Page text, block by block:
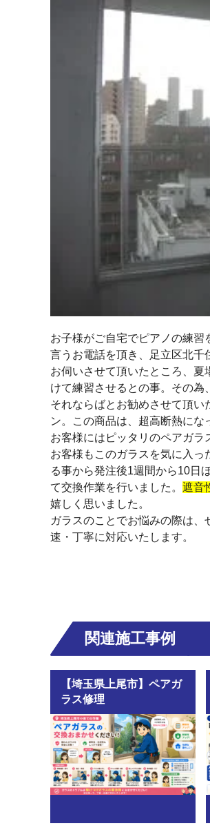
お子様がご自宅でピアノの練習
言うお電話を頂き、足立区北千
お伺いさせて頂いたところ、
けて練習させるとの事。その為、
それならばとお勧めさせて頂い
ン。この商品は、超高断熱に
お客様にはピッタリのペアガラ
お客様もこのガラスを気に入
る事から発注後1週間から10日
て交換作業を行いました。 遮音
嬉しく思いました。
ガラスのことでお悩みの際は
速・丁寧に対応いたします。
関連施工事例
【埼玉県上尾市】ペアガ
ラス修理